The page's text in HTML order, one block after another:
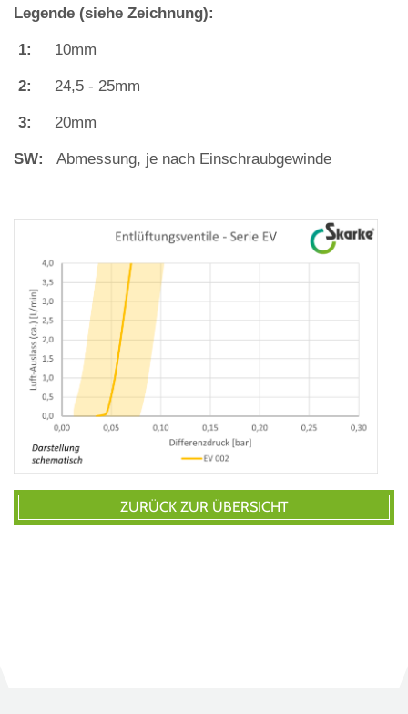
Legende (siehe Zeichnung):
1: 10mm
2: 24,5 ‐ 25mm
3: 20mm
SW: Abmessung, je nach Einschraubgewinde